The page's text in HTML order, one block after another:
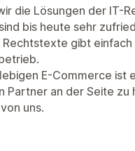
die Lösungen der IT-
bis heute sehr
gibt
E-Commerce ist
Partner an der Seite zu
uns.